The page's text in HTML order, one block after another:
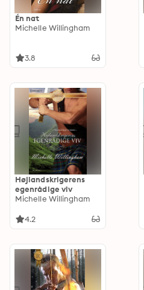
Én nat
Michelle Willingham
3.8
Højlandskrigerens
egenrådige viv
Michelle Willingham
4.2